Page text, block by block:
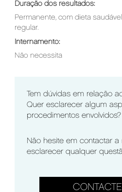
Duração dos resultados:
Permanente, com dieta
regular.
Internamento:
Não necessita
Tem dúvidas em relação
Quer esclarecer algum
procedimentos envolvidos?
Não hesite em contactar
esclarecer qualquer